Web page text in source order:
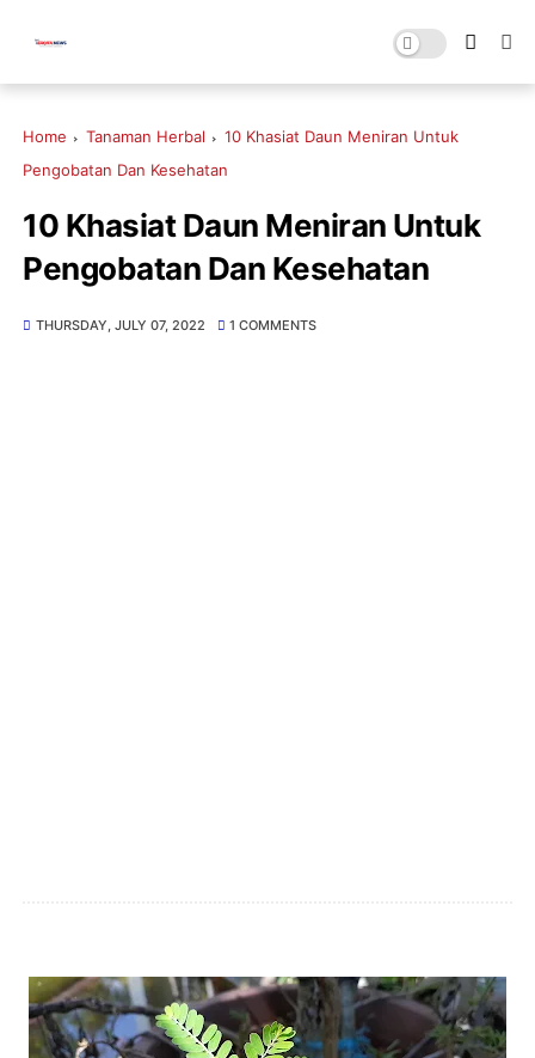
Home Tanaman Herbal
10 Khasiat Daun Meniran Untuk
Pengobatan Dan Kesehatan
10 Khasiat Daun Meniran Untuk
Pengobatan Dan Kesehatan
THURSDAY, JULY 07, 2022 1 COMMENTS